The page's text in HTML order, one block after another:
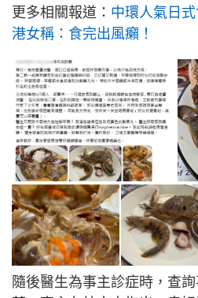
更多相關報道： 中環人氣日式
港女稱：食完出風癩！
隨後醫生為事主診症時，查